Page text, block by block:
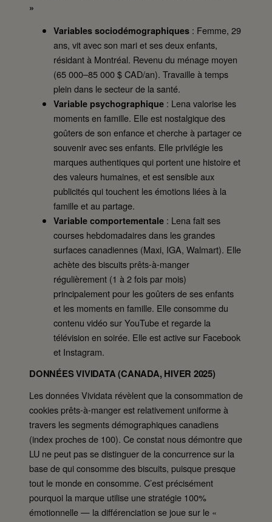
»
Variables sociodémographiques : Femme, 29
ans, vit avec son mari et ses deux enfants,
résidant à Montréal. Revenu du ménage moyen
(65 000–85 000 $ CAD/an). Travaille à temps
plein dans le secteur de la santé.
Variable psychographique : Lena valorise les
moments en famille. Elle est nostalgique des
goûters de son enfance et cherche à partager ce
souvenir avec ses enfants. Elle privilégie les
marques authentiques qui portent une histoire et
des valeurs humaines, et est sensible aux
publicités qui touchent les émotions liées à la
famille et au partage.
Variable comportementale : Lena fait ses
courses hebdomadaires dans les grandes
surfaces canadiennes (Maxi, IGA, Walmart). Elle
achète des biscuits prêts-à-manger
régulièrement (1 à 2 fois par mois)
principalement pour les goûters de ses enfants
et les moments en famille. Elle consomme du
contenu vidéo sur YouTube et regarde la
télévision en soirée. Elle est active sur Facebook
et Instagram.
DONNÉES VIVIDATA (CANADA, HIVER 2025)
Les données Vividata révèlent que la consommation de
cookies prêts-à-manger est relativement uniforme à
travers les segments démographiques canadiens
(index proches de 100). Ce constat nous démontre que
LU ne peut pas se distinguer de la concurrence sur la
base de qui consomme des biscuits, puisque presque
tout le monde en consomme. C’est précisément
pourquoi la marque utilise une stratégie 100%
émotionnelle — la différenciation se joue sur le «